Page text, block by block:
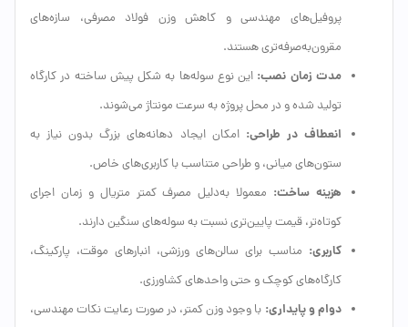
پروفیل‌های مهندسی و کاهش وزن فولاد مصرفی، سازه‌های
مقرون‌به‌صرفه‌تری هستند.
مدت زمان نصب: این نوع سوله‌ها به شکل پیش ساخته در کارگاه
تولید شده و در محل پروژه به سرعت مونتاژ می‌شوند.
انعطاف در طراحی: امکان ایجاد دهانه‌های بزرگ بدون نیاز به
ستون‌های میانی، و طراحی متناسب با کاربری‌های خاص.
هزینه ساخت: معمولا به‌دلیل مصرف کمتر متریال و زمان اجرای
کوتاه‌تر، قیمت پایین‌تری نسبت به سوله‌های سنگین دارند.
کاربری: مناسب برای سالن‌های ورزشی، انبارهای موقت، پارکینگ،
کارگاه‌های کوچک و حتی واحدهای کشاورزی.
دوام و پایداری: با وجود وزن کمتر، در صورت رعایت نکات مهندسی،